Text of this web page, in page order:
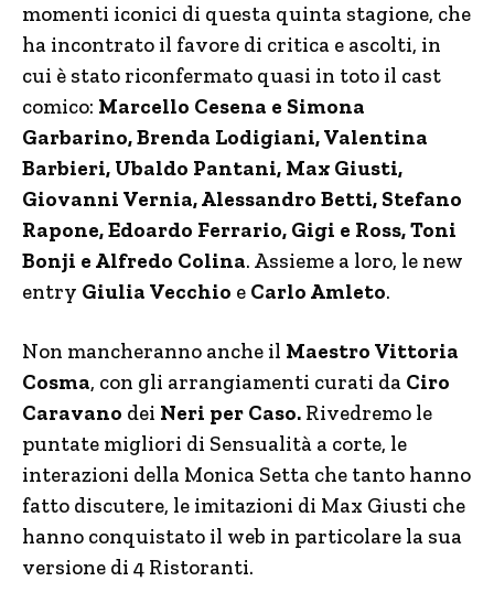
momenti iconici di questa quinta stagione, che
ha incontrato il favore di critica e ascolti, in
cui è stato riconfermato quasi in toto il cast
comico: Marcello Cesena e Simona
Garbarino, Brenda Lodigiani, Valentina
Barbieri, Ubaldo Pantani, Max Giusti,
Giovanni Vernia, Alessandro Betti, Stefano
Rapone, Edoardo Ferrario, Gigi e Ross, Toni
Bonji e Alfredo Colina. Assieme a loro, le new
entry Giulia Vecchio e Carlo Amleto.
Non mancheranno anche il Maestro Vittoria
Cosma, con gli arrangiamenti curati da Ciro
Caravano dei Neri per Caso. Rivedremo le
puntate migliori di Sensualità a corte, le
interazioni della Monica Setta che tanto hanno
fatto discutere, le imitazioni di Max Giusti che
hanno conquistato il web in particolare la sua
versione di 4 Ristoranti.